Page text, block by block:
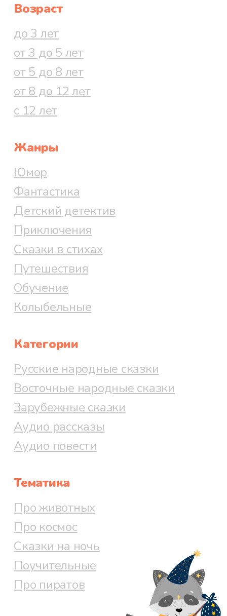
Возраст
до 3 лет
от 3 до 5 лет
от 5 до 8 лет
от 8 до 12 лет
с 12 лет
Жанры
Юмор
Фантастика
Детский детектив
Приключения
Сказки в стихах
Путешествия
Обучение
Колыбельные
Категории
Русские народные сказки
Восточные народные сказки
Зарубежные сказки
Аудио рассказы
Аудио повести
Тематика
Про животных
Про космос
Сказки на ночь
Поучительные
Про пиратов